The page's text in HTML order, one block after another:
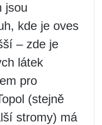
jsou
kde je oves
– zde je
látek
pro
(stejně
stromy) má